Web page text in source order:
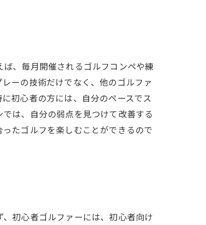
、毎月開催されるゴルフコンペや練
ーの技術だけでなく、他のゴルファ
初心者の方には、自分のペースでス
は、自分の弱点を見つけて改善する
たゴルフを楽しむことができるので
初心者ゴルファーには、初心者向け